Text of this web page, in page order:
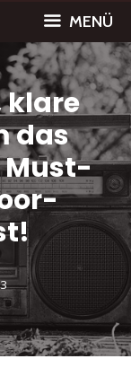
MENÜ
klare
das
Must-